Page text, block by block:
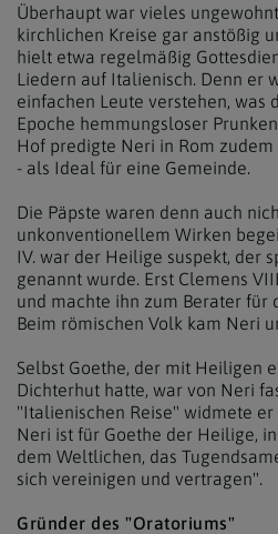
Überhaupt war vieles
kirchlichen Kreise gar anstößig
hielt etwa regelmäßig
Liedern auf Italienisch. Denn er
einfachen Leute verstehen, was
Epoche hemmungsloser
Hof predigte Neri in Rom
- als Ideal für eine Gemeinde.
Die Päpste waren denn auch
unkonventionellem Wirken
IV. war der Heilige suspekt, der
genannt wurde. Erst Clemens
und machte ihn zum Berater für
Beim römischen Volk kam Neri
Selbst Goethe, der mit Heiligen
Dichterhut hatte, war von Neri
"Italienischen Reise" widmete
Neri ist für Goethe der Heilige,
dem Weltlichen, das
sich vereinigen und vertragen".
Gründer des "Oratoriums"